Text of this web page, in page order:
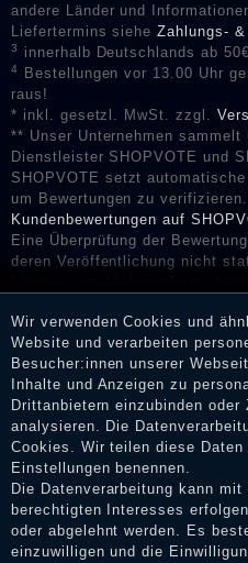
andere Länder und
Liefertermins sieheZahlungs-
3 innerhalb Deutschlands ab
4
Bestellungen vor 13.00 Uhr
raus!
* inkl. gesetzl. MwSt. zzgl.
** Unser Unternehmen sammelt
Dienstleister SHOPVOTE und
SHOPVOTE setzt
um Bewertungen zu verifizieren.
Kundenbewertungen auf
Eine Überprüfung der
deren Veröffentlichung nicht
Erhalt einer
Bewertungen verifizieren und
Shop informieren.
Impressum
Daten­schutz­erklärung
Wir verwenden Cookies und
Website und verarbeiten
Besucher:innen unserer
Inhalte und Anzeigen zu
Drittanbietern einzubinden
analysieren. Die
Cookies. Wir teilen diese
Einstellungen benennen.
Die Datenverarbeitung kann
berechtigten Interesses
oder abgelehnt werden. Es
einzuwilligen und die